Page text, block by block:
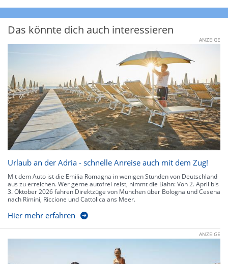
Das könnte dich auch interessieren
ANZEIGE
Urlaub an der Adria - schnelle Anreise auch mit dem Zug!
Mit dem Auto ist die Emilia Romagna in wenigen Stunden von Deutschland
aus zu erreichen. Wer gerne autofrei reist, nimmt die Bahn: Von 2. April bis
3. Oktober 2026 fahren Direktzüge von München über Bologna und Cesena
nach Rimini, Riccione und Cattolica ans Meer.
Hier mehr erfahren
ANZEIGE